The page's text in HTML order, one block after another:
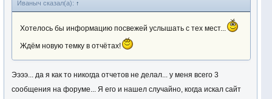
Иваныч сказал(а): ↑
Хотелось бы информацию посвежей услышать с тех мест...
Ждём новую темку в отчётах!
Ээээ... да я как то никогда отчетов не делал... у меня всего 3
сообщения на форуме... Я его и нашел случайно, когда искал сайт